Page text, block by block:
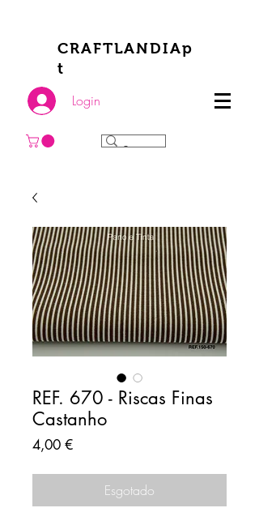
CRAFTLANDIAp
t
Login
REF. 670 - Riscas Finas
Castanho
4,00 €Preço
Esgotado